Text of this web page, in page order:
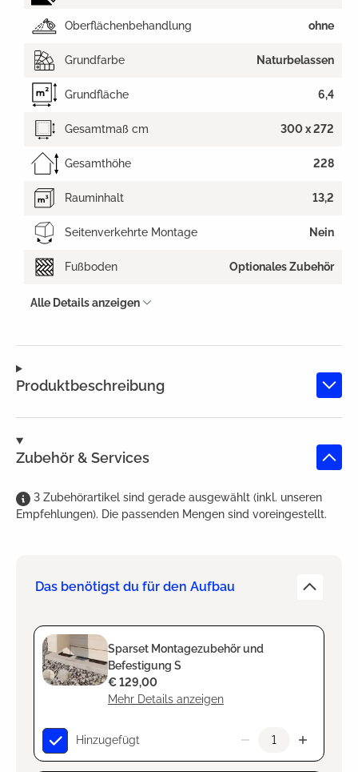
Produktbeschreibung
Zubehör & Services
3 Zubehörartikel sind gerade ausgewählt (inkl. unseren
Empfehlungen). Die passenden Mengen sind voreingestellt.
Das benötigst du für den Aufbau
Sparset Montagezubehör und
Befestigung S
Mehr Details anzeigen
€ 129,00
Hinzugefügt
Oberflächenbehandlung ohne
Grundfarbe Naturbelassen
Grundfläche 6,4
Gesamtmaß cm 300 x 272
Gesamthöhe 228
Rauminhalt 13,2
Seitenverkehrte Montage Nein
Fußboden Optionales Zubehör
Alle Details anzeigen